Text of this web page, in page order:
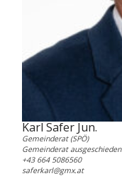
Karl Safer Jun.
Gemeinderat (SPÖ)
Gemeinderat ausgeschieden
+43 664 5086560
saferkarl@gmx.at